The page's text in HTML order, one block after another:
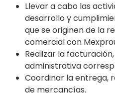
Llevar a cabo las
desarrollo y
que se originen de la
comercial con
Realizar la
administrativa
Coordinar la entrega,
de mercancías.